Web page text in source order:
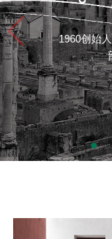
系
我
们
品
牌
1960创始